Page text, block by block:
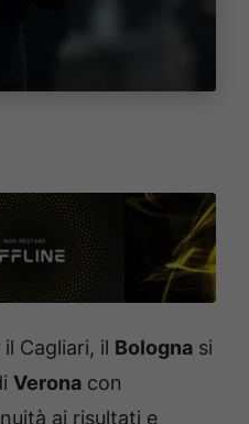
Cagliari, il Bologna si
Verona con
ai risultati e